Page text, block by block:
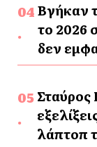
Βγήκαν
το 2026
δεν
Σταύρος
λάπτοπ